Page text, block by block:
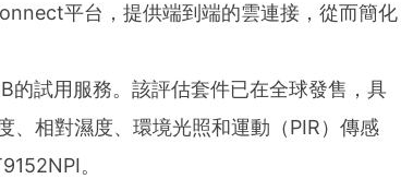
平台，提供端到端的雲連接，從而簡化
試用服務。該評估套件已在全球發售，具
、相對濕度、環境光照和運動（PIR）傳感
。